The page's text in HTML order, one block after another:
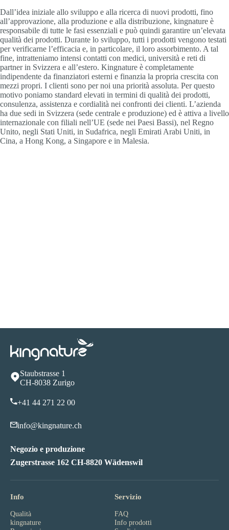
Dall’idea iniziale allo sviluppo e alla ricerca di nuovi prodotti, fino
all’approvazione, alla produzione e alla distribuzione, kingnature è
responsabile di tutte le fasi essenziali e può quindi garantire un’elevata
qualità dei prodotti. Durante lo sviluppo, tutti i prodotti vengono testati
per verificarne l’efficacia e, in particolare, il loro assorbimento. A tal
fine, intratteniamo intensi contatti con medici, università e reti di
partner in Svizzera e all’estero. Kingnature è completamente
indipendente da finanziatori esterni e finanzia la propria crescita con
mezzi propri. I clienti sono per noi una priorità assoluta. Per questo
motivo poniamo standard elevati in termini di qualità dei prodotti,
consulenza, assistenza e cordialità nei confronti dei clienti. L’azienda
ha due sedi in Svizzera (sede centrale e produzione) ed è attiva a livello
internazionale con filiali nell’UE (sede nei Paesi Bassi), nel Regno
Unito, negli Stati Uniti, in Sudafrica, negli Emirati Arabi Uniti, in
Cina, a Hong Kong, a Singapore e in Malesia.
Staubstrasse 1
CH-8038 Zurigo
+41 44 271 22 00
info@kingnature.ch
Negozio e produzione
Zugerstrasse 162 CH-8820 Wädenswil
Info
Qualità
kingnature
Servizio
FAQ
Info prodotti